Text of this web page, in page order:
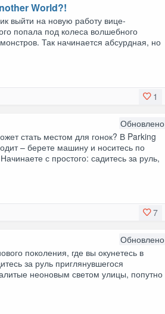
World?!
выйти на новую работу вице-
попала под колеса волшебного
Так начинается абсурдная, но
1
Обновлено
стать местом для гонок? В Parking
– берете машину и носитесь по
с простого: садитесь за руль,
7
Обновлено
поколения, где вы окунетесь в
за руль приглянувшегося
неоновым светом улицы, попутно